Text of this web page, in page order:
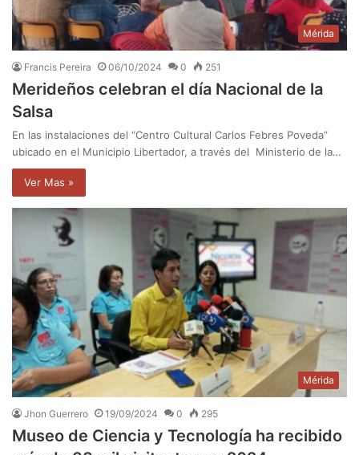
Mérida
Francis Pereira 06/10/2024 0 251
Merideños celebran el día Nacional de la
Salsa
En las instalaciones del “Centro Cultural Carlos Febres Poveda”
ubicado en el Municipio Libertador, a través del Ministerio de la…
Ver Mas »
Mérida
Jhon Guerrero 19/09/2024 0 295
Museo de Ciencia y Tecnología ha recibido